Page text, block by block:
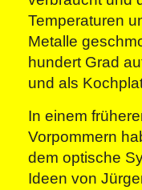
Temperaturen
Metalle
hundert Grad
und als
In einem
Vorpommern
dem optische
Ideen von